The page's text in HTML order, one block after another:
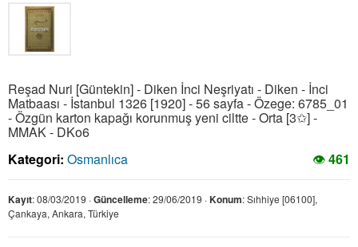
Reşad Nuri [Güntekin] - Diken İnci Neşriyatı - Diken - İnci
Matbaası - İstanbul 1326 [1920] - 56 sayfa - Özege: 6785_01
- Özgün karton kapağı korunmuş yeni ciltte - Orta [3✩] -
MMAK - DKo6
Kategori: Osmanlıca 👁461
Kayıt: 08/03/2019 ·Güncelleme: 29/06/2019 ·Konum: Sıhhiye [06100],
Çankaya, Ankara, Türkiye